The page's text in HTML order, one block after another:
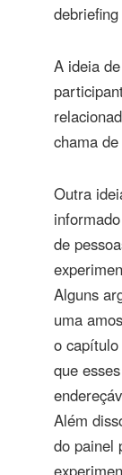
A ideia
chama de
Outra
de
Alguns
uma
o
que
Além
do painel